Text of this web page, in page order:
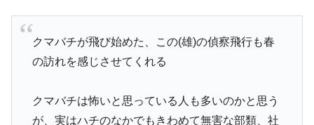
クマバチが飛び始めた、この(雄)の偵察飛行も春
の訪れを感じさせてくれる
クマバチは怖いと思っている人も多いのかと思う
が、実はハチのなかでもきわめて無害な部類、社